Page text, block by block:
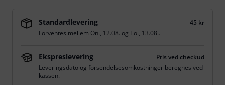
Standardlevering
45 kr
Forventes mellem On., 12.08. og To., 13.08..
Ekspreslevering
Pris ved checkud
Leveringsdato og forsendelsesomkostninger beregnes ved
kassen.